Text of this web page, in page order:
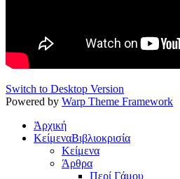
Switch to Desktop Version
Powered by Warp Theme Framework
Ἀρχική
ΚείμεναΒιβλιοκρισία
Κείμενα
Άρθρα
Περί Γάμου